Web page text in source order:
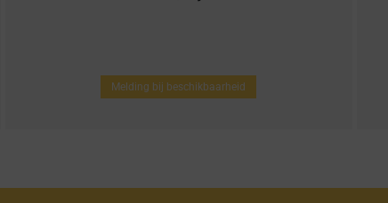
Melding bij beschikbaarheid